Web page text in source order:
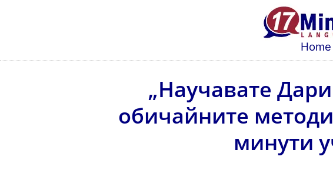
Home
„Научавате
обичайните
минути